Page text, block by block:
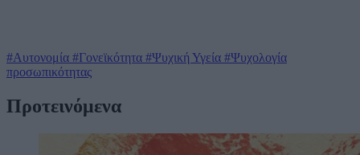
#Αυτονομία #Γονεϊκότητα #Ψυχική Υγεία #Ψυχολογία
προσωπικότητας
Προτεινόμενα